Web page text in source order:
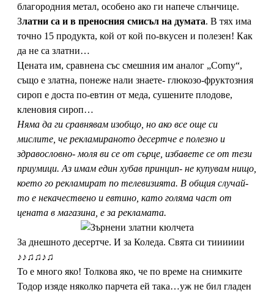
благородния метал, особено ако ги напече слънчице.
Златни са и в преносния смисъл на думата. В тях има
точно 15 продукта, кой от кой по-вкусен и полезен! Как
да не са златни…
Цената им, сравнена със смешния им аналог „Corny“,
също е златна, понеже нали знаете- глюкозо-фруктозния
сироп е доста по-евтин от меда, сушените плодове,
кленовия сироп…
Няма да ги сравнявам изобщо, но ако все още си
мислите, че рекламираното десертче е полезно и
здравословно- моля ви се от сърце, избавете се от тези
приумици. Аз имам един хубав принцип- не купувам нищо,
което го рекламират по телевизията. В общия случай-
то е некачествено и евтино, като голяма част от
цената в магазина, е за рекламата.
За днешното десертче. И за Коледа. Свята си тииииии
♪♪♫♫♪♫
То е много яко! Толкова яко, че по време на снимките
Тодор изяде няколко парчета ей така…уж не бил гладен